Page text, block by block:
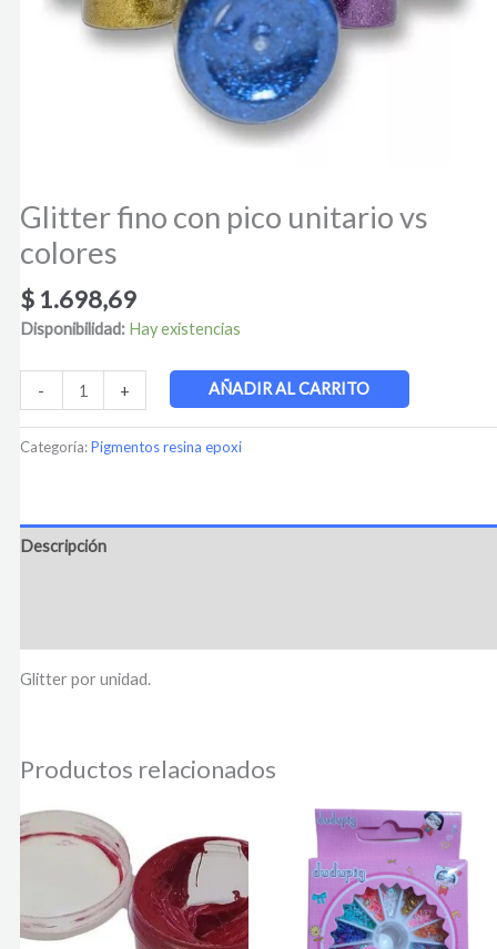
Glitter fino con pico unitario vs
colores
$1.698,69
Disponibilidad: Hay existencias
- + AÑADIR AL CARRITO
Categoría:Pigmentos resina epoxi
Descripción
Glitter por unidad.
Productos relacionados
producto
tiene
variantes.
Las